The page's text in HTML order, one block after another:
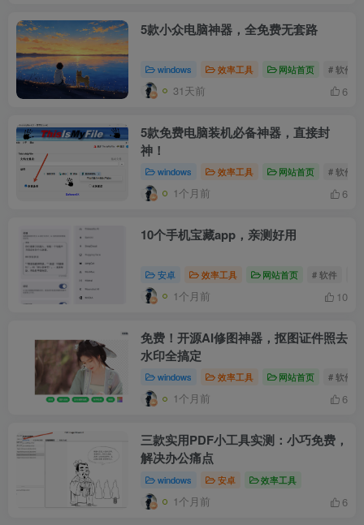
5款小众电脑神器，全免费无套路
windows 效率工具 网站首页 # 软件
31天前 6
5款免费电脑装机必备神器，直接封
神！
windows 效率工具 网站首页 # 软件
1个月前 6
10个手机宝藏app，亲测好用
安卓 效率工具 网站首页 # 软件
1个月前 10
免费！开源AI修图神器，抠图证件照去
水印全搞定
windows 效率工具 网站首页 # 软件
1个月前 6
三款实用PDF小工具实测：小巧免费，
解决办公痛点
windows 安卓 效率工具
1个月前 6